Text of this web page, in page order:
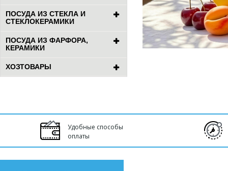
ПОСУДА ИЗ СТЕКЛА И
СТЕКЛОКЕРАМИКИ
ПОСУДА ИЗ ФАРФОРА,
КЕРАМИКИ
ХОЗТОВАРЫ
Удобные способы
оплаты